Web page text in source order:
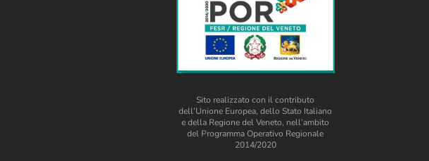
Sito realizzato con il contributo
dell’Unione Europea, dello Stato Italiano
e della Regione del Veneto, nell’ambito
del Programma Operativo Regionale
2014/2020